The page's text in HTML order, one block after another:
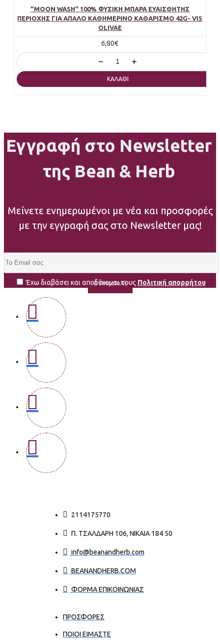
"MOON WASH" 100% ΦΥΣΙΚΉ ΜΠΆΡΑ ΕΥΑΊΣΘΗΤΗΣ
ΠΕΡΙΟΧΉΣ ΓΙΑ ΑΠΑΛΌ ΚΑΘΗΜΕΡΙΝΌ ΚΑΘΑΡΙΣΜΌ 42G- VIS
OLIVAE
6,80€
− +
ΚΑΛΆΘΙ
Εγγραφή στο Newsletter
της Bean & Herb
Μείνετε ενημερωμένοι με νέα και προσφορές
με την εγγραφή σας στο Newsletter μας!
Αποστολή
Έχω διαβάσει και αποδέχομαι τους Πολιτική απορρήτου
2114175770
Π. ΤΣΑΛΔΆΡΗ 106, ΝΊΚΑΙΑ 184 50
info@beanandherb.com
BEANANDHERB.COM
ΦΟΡΜΑ ΕΠΙΚΟΙΝΩΝΙΑΣ
ΠΡΟΣΦΟΡΕΣ
ΠΟΙΟΙ ΕΊΜΑΣΤΕ